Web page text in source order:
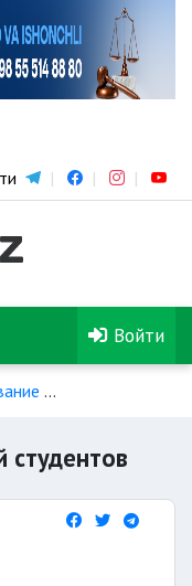
Войти
студентов